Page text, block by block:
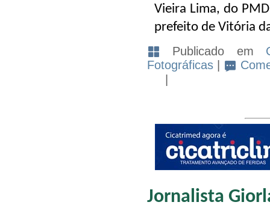
Vieira Lima, do
prefeito de Vitória
Publicado em
Fotográficas
Jornalista